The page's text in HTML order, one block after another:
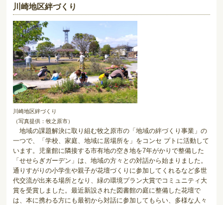
川崎地区絆づくり
川崎地区絆づくり
（写真提供：牧之原市）
地域の課題解決に取り組む牧之原市の「地域の絆づくり事業」の
一つで、「学校、家庭、地域に居場所を」をコンセ プトに活動して
います。児童館に隣接する市有地の空き地を7年がかりで整備した
「せせらぎガーデン」は、地域の方々との対話から始まりました。
通りすがりの小学生や親子が花壇づくりに参加してくれるなど多世
代交流が出来る場所となり、緑の環境プラン大賞でコミュニティ大
賞を受賞しました。最近新設された図書館の庭に整備した花壇で
は、本に携わる方にも最初から対話に参加してもらい、多様な人々